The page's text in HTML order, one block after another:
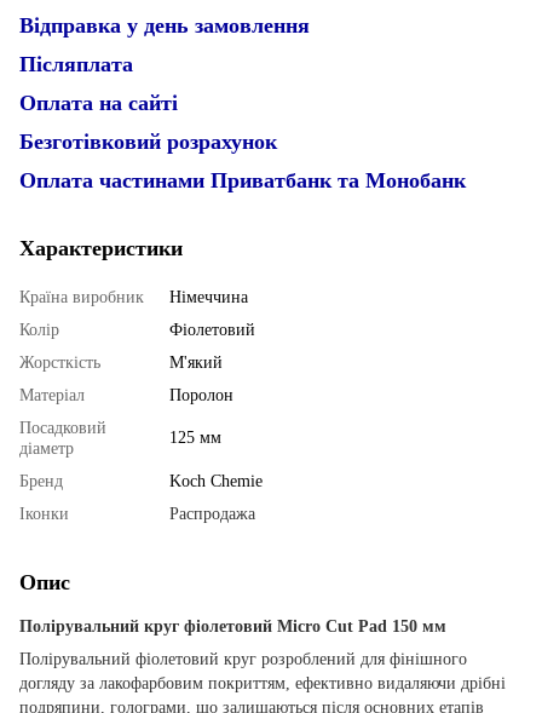
Відправка у день замовлення
Післяплата
Оплата на сайті
Безготівковий розрахунок
Оплата частинами Приватбанк та Монобанк
Характеристики
Країна виробник
Німеччина
Колір
Фіолетовий
Жорсткість
М'який
Матеріал
Поролон
Посадковий
діаметр
125 мм
Бренд
Koch Chemie
Іконки
Распродажа
Опис
Полірувальний круг фіолетовий Micro Cut Pad 150 мм
Полірувальний фіолетовий круг розроблений для фінішного
догляду за лакофарбовим покриттям, ефективно видаляючи дрібні
подряпини, голограми, що залишаються після основних етапів